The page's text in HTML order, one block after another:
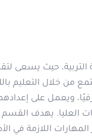
التربية، حيث يسعى
من خلال التعليم
ويعمل على
العليا. يهدف القسم
اللازمة في